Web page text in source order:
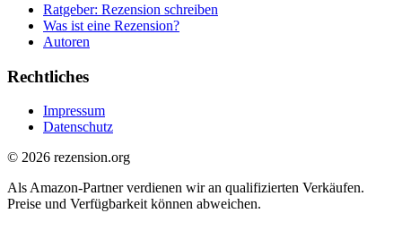
Ratgeber: Rezension schreiben
Was ist eine Rezension?
Autoren
Rechtliches
Impressum
Datenschutz
© 2026 rezension.org
Als Amazon-Partner verdienen wir an qualifizierten Verkäufen.
Preise und Verfügbarkeit können abweichen.